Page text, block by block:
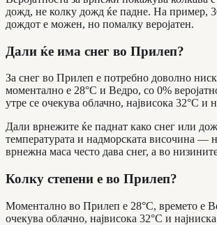
дожд, не колку дожд ќе падне. На пример,
дождот е можен, но помалку веројатен.
Дали ќе има снег во Прилеп?
За снег во Прилеп е потребно доволно
моментално е 28°C и Ведро, со 0%
утре се очекува облачно, највисока 32°C и
Дали врнежите ќе паднат како снег или
температурата и надморската височина —
врнежна маса често дава снег, а во
Колку степени е во Прилеп?
Моментално во Прилеп е 28°C, времето е
очекува облачно, највисока 32°C и